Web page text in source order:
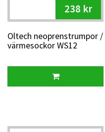
För orientering,
och friluftsliv
238 kr
Oltech neoprenstrumpor /
värmesockor WS12